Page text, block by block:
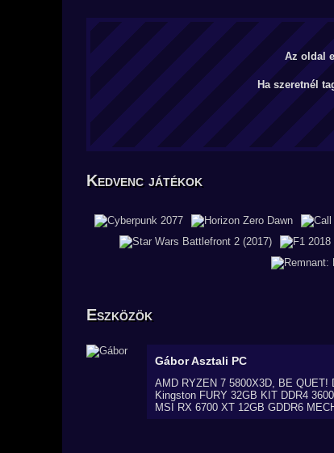
Az oldal
Ha szeretnél
Kedvenc játékok
Eszközök
GáborAsztali PC
AMD RYZEN 7 5800X3D, BE QUET!
Kingston FURY 32GB KIT DDR4
MSI RX 6700 XT 12GB GDDR6